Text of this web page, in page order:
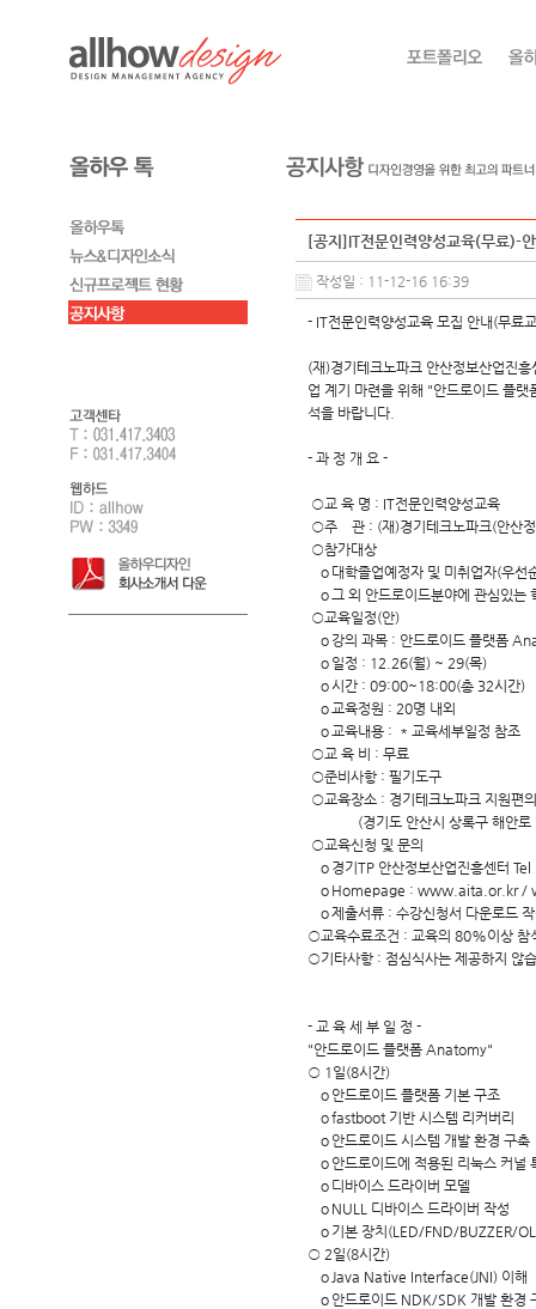
[공지]IT전문인력양성교육(무료)-
작성일 : 11-12-16 16:39
- IT전문인력양성교육 모집 안내(무료
(재)경기테크노파크 안산정보산업진
업 계기 마련을 위해 "안드로이드 플
석을 바랍니다.
- 과 정 개 요 -
○교 육 명 : IT전문인력양성교육
○주 관 : (재)경기테크노파크(안산정
○참가대상
ｏ대학졸업예정자 및 미취업자(우선
ｏ그 외 안드로이드분야에 관심있는
○교육일정(안)
ｏ강의 과목 : 안드로이드 플랫폼
ｏ일정 : 12.26(월) ~ 29(목)
ｏ시간 : 09:00~18:00(총 32시간)
ｏ교육정원 : 20명 내외
ｏ교육내용 : * 교육세부일정 참조
○교 육 비 : 무료
○준비사항 : 필기도구
○교육장소 : 경기테크노파크 지원편
(경기도 안산시 상록구 해안로
○교육신청 및 문의
ｏ경기TP 안산정보산업진흥센터
ｏHomepage : www.aita.or.kr /
ｏ제출서류 : 수강신청서 다운로드
○교육수료조건 : 교육의 80%이상 참
○기타사항 : 점심식사는 제공하지 않
- 교 육 세 부 일 정 -
"안드로이드 플랫폼 Anatomy"
○ 1일(8시간)
ｏ안드로이드 플랫폼 기본 구조
ｏfastboot 기반 시스템 리커버리
ｏ안드로이드 시스템 개발 환경 구축
ｏ안드로이드에 적용된 리눅스 커널
ｏ디바이스 드라이버 모델
ｏNULL 디바이스 드라이버 작성
ｏ기본 장치(LED/FND/BUZZER/
○ 2일(8시간)
ｏJava Native Interface(JNI) 이해
ｏ안드로이드 NDK/SDK 개발 환경